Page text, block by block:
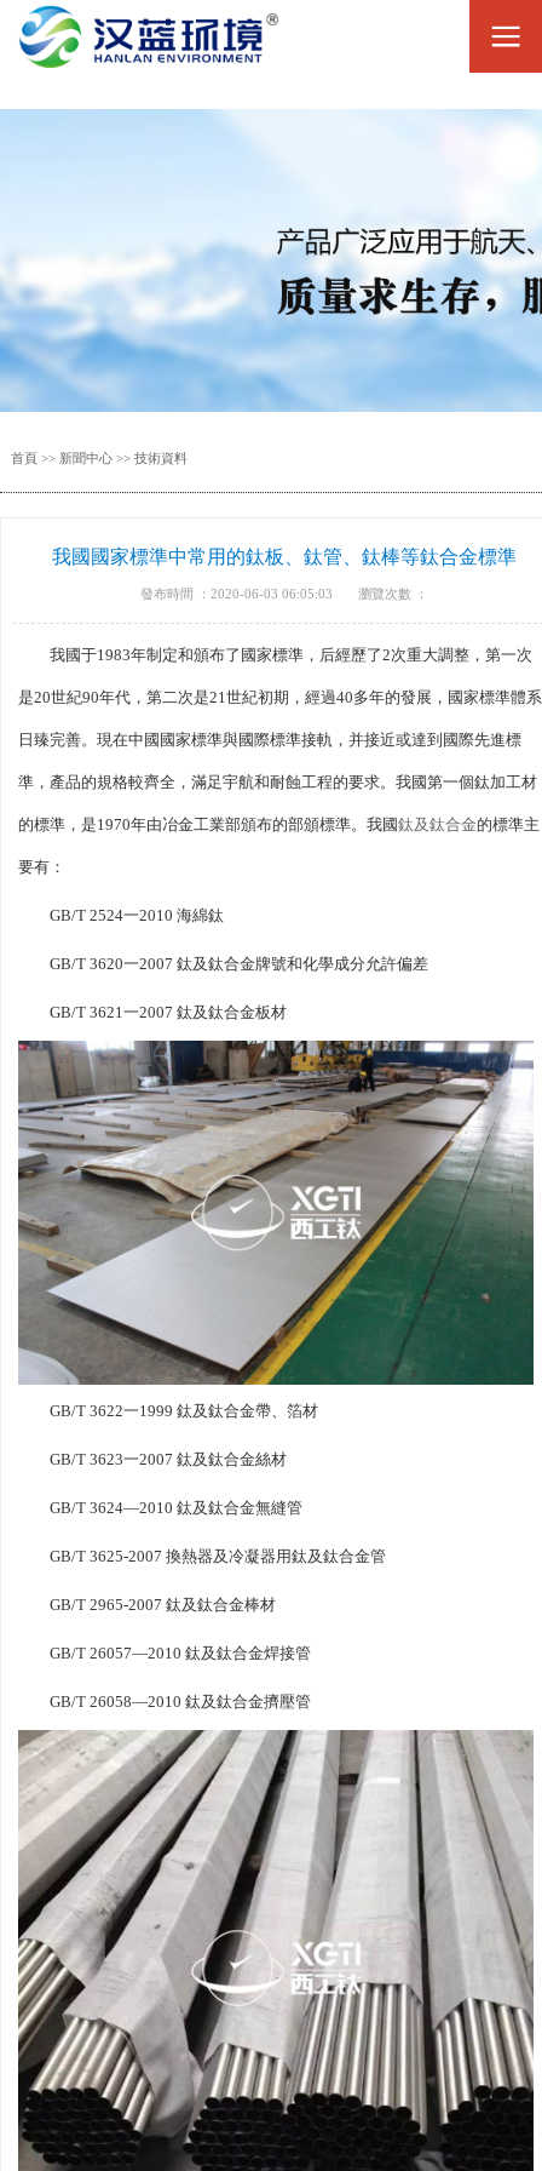
首頁>> 新聞中心>> 技術資料
我國國家標準中常用的鈦板、鈦管、鈦棒等鈦合金標準
發布時間 ：2020-06-03 06:05:03 瀏覽次數 ：
我國于1983年制定和頒布了國家標準，后經歷了2次重大調整，第一次
是20世紀90年代，第二次是21世紀初期，經過40多年的發展，國家標準體系
日臻完善。現在中國國家標準與國際標準接軌，并接近或達到國際先進標
準，產品的規格較齊全，滿足宇航和耐蝕工程的要求。我國第一個鈦加工材
的標準，是1970年由冶金工業部頒布的部頒標準。我國鈦及鈦合金的標準主
要有：
GB/T 2524一2010 海綿鈦
GB/T 3620一2007 鈦及鈦合金牌號和化學成分允許偏差
GB/T 3621一2007 鈦及鈦合金板材
GB/T 3622一1999 鈦及鈦合金帶、箔材
GB/T 3623一2007 鈦及鈦合金絲材
GB/T 3624—2010 鈦及鈦合金無縫管
GB/T 3625-2007 換熱器及冷凝器用鈦及鈦合金管
GB/T 2965-2007 鈦及鈦合金棒材
GB/T 26057—2010 鈦及鈦合金焊接管
GB/T 26058—2010 鈦及鈦合金擠壓管